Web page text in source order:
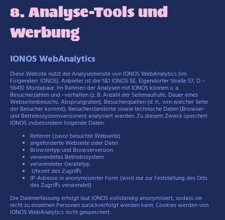
8. Analyse-Tools und
Werbung
IONOS WebAnalytics
Diese Website nutzt die Analysedienste von IONOS WebAnalytics (im
Folgenden: IONOS). Anbieter ist die 1&1 IONOS SE, Elgendorfer Straße 57, D –
56410 Montabaur. Im Rahmen der Analysen mit IONOS können u. a.
Besucherzahlen und –verhalten (z. B. Anzahl der Seitenaufrufe, Dauer eines
Webseitenbesuchs, Absprungraten), Besucherquellen (d. h., von welcher Seite
der Besucher kommt), Besucherstandorte sowie technische Daten (Browser-
und Betriebssystemversionen) analysiert werden. Zu diesem Zweck speichert
IONOS insbesondere folgende Daten:
Referrer (zuvor besuchte Webseite)
angeforderte Webseite oder Datei
Browsertyp und Browserversion
verwendetes Betriebssystem
verwendeter Gerätetyp
Uhrzeit des Zugriffs
IP-Adresse in anonymisierter Form (wird nur zur Feststellung des Orts
des Zugriffs verwendet)
Die Datenerfassung erfolgt laut IONOS vollständig anonymisiert, sodass sie
nicht zu einzelnen Personen zurückverfolgt werden kann. Cookies werden von
IONOS WebAnalytics nicht gespeichert.